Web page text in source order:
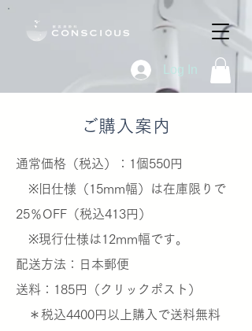
Log In
​ご購入案内
通常価格（税込）：1個550円
※旧仕様（15mm幅）は在庫限りで
25％OFF（税込413円）
※現行仕様は12mm幅です。
​配送方法：日本郵便
送料：185円（クリックポスト）
＊税込4400円以上購入で送料無料